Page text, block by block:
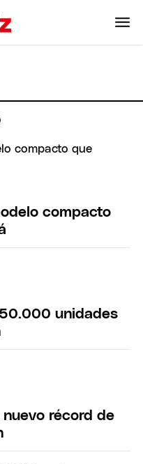
compacto
unidades
récord de